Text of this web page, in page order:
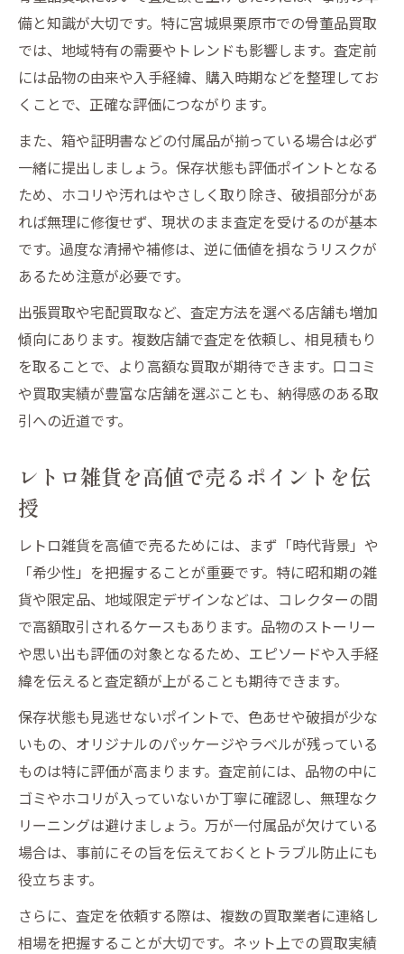
備と知識が大切です。特に宮城県栗原市での骨董品買取
では、地域特有の需要やトレンドも影響します。査定前
には品物の由来や入手経緯、購入時期などを整理してお
くことで、正確な評価につながります。
また、箱や証明書などの付属品が揃っている場合は必ず
一緒に提出しましょう。保存状態も評価ポイントとなる
ため、ホコリや汚れはやさしく取り除き、破損部分があ
れば無理に修復せず、現状のまま査定を受けるのが基本
です。過度な清掃や補修は、逆に価値を損なうリスクが
あるため注意が必要です。
出張買取や宅配買取など、査定方法を選べる店舗も増加
傾向にあります。複数店舗で査定を依頼し、相見積もり
を取ることで、より高額な買取が期待できます。口コミ
や買取実績が豊富な店舗を選ぶことも、納得感のある取
引への近道です。
レトロ雑貨を高値で売るポイントを伝
授
レトロ雑貨を高値で売るためには、まず「時代背景」や
「希少性」を把握することが重要です。特に昭和期の雑
貨や限定品、地域限定デザインなどは、コレクターの間
で高額取引されるケースもあります。品物のストーリー
や思い出も評価の対象となるため、エピソードや入手経
緯を伝えると査定額が上がることも期待できます。
保存状態も見逃せないポイントで、色あせや破損が少な
いもの、オリジナルのパッケージやラベルが残っている
ものは特に評価が高まります。査定前には、品物の中に
ゴミやホコリが入っていないか丁寧に確認し、無理なク
リーニングは避けましょう。万が一付属品が欠けている
場合は、事前にその旨を伝えておくとトラブル防止にも
役立ちます。
さらに、査定を依頼する際は、複数の買取業者に連絡し
相場を把握することが大切です。ネット上での買取実績